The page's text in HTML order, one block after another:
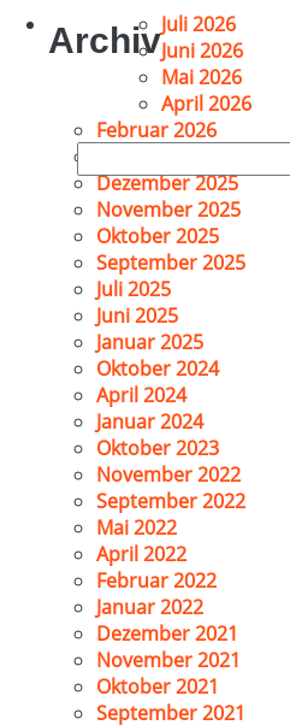
Suchen
nach:
ArchivJuli 2026
Juni 2026
Mai 2026
April 2026
Februar 2026
Dezember 2025
November 2025
Oktober 2025
September 2025
Juli 2025
Juni 2025
Januar 2025
Oktober 2024
April 2024
Januar 2024
Oktober 2023
November 2022
September 2022
Mai 2022
April 2022
Februar 2022
Januar 2022
Dezember 2021
November 2021
Oktober 2021
September 2021